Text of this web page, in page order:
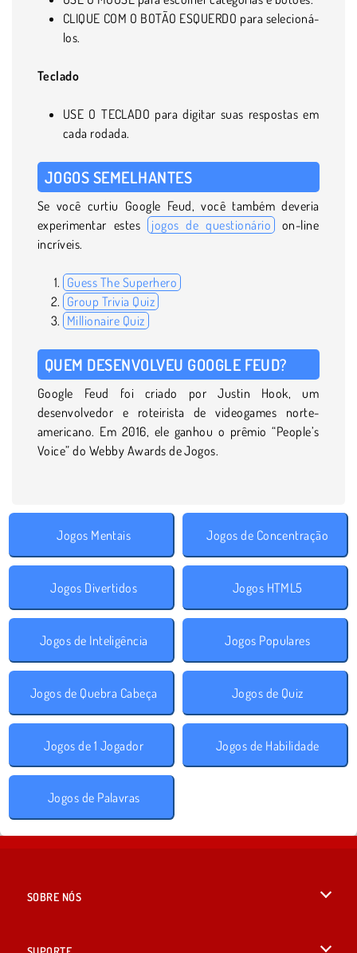
CLIQUE COM O BOTÃO ESQUERDO para selecioná-
los.
Teclado
USE O TECLADO para digitar suas respostas em
cada rodada.
JOGOS SEMELHANTES
Se você curtiu Google Feud, você também deveria
experimentar estes jogos de questionário
on-line
incríveis.
Guess The Superhero
Group Trivia Quiz
Millionaire Quiz
QUEM DESENVOLVEU GOOGLE FEUD?
Google Feud foi criado por Justin Hook, um
desenvolvedor e roteirista de videogames norte-
americano. Em 2016, ele ganhou o prêmio “People’s
Voice” do Webby Awards de Jogos.
Jogos Mentais Jogos de Concentração
Jogos Divertidos Jogos HTML5
Jogos de Inteligência Jogos Populares
Jogos de Quebra Cabeça Jogos de Quiz
Jogos de 1 Jogador Jogos de Habilidade
Jogos de Palavras
SOBRE NÓS